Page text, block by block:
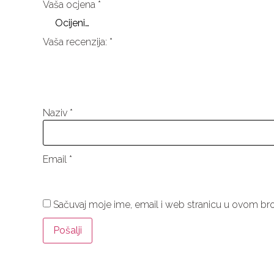
Vaša ocjena *
Vaša recenzija: *
Naziv *
Email *
Sačuvaj moje ime, email i web stranicu u ovom